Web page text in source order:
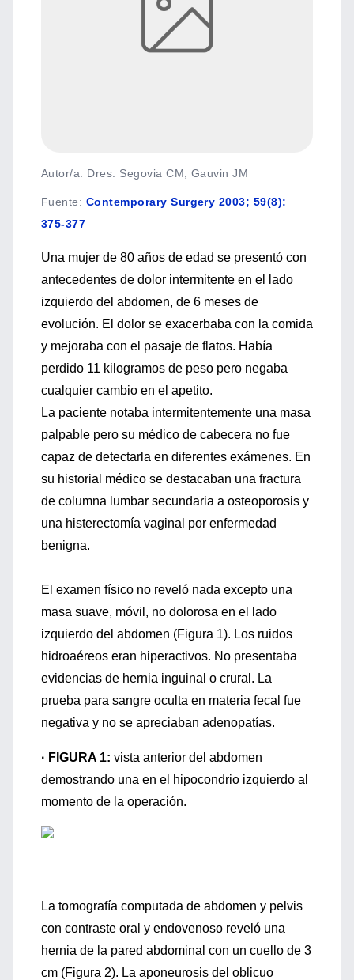
Autor/a: Dres. Segovia CM, Gauvin JM
Fuente: Contemporary Surgery 2003; 59(8):
375-377
Una mujer de 80 años de edad se presentó con
antecedentes de dolor intermitente en el lado
izquierdo del abdomen, de 6 meses de
evolución. El dolor se exacerbaba con la comida
y mejoraba con el pasaje de flatos. Había
perdido 11 kilogramos de peso pero negaba
cualquier cambio en el apetito.
La paciente notaba intermitentemente una masa
palpable pero su médico de cabecera no fue
capaz de detectarla en diferentes exámenes. En
su historial médico se destacaban una fractura
de columna lumbar secundaria a osteoporosis y
una histerectomía vaginal por enfermedad
benigna.
El examen físico no reveló nada excepto una
masa suave, móvil, no dolorosa en el lado
izquierdo del abdomen (Figura 1). Los ruidos
hidroaéreos eran hiperactivos. No presentaba
evidencias de hernia inguinal o crural. La
prueba para sangre oculta en materia fecal fue
negativa y no se apreciaban adenopatías.
· FIGURA 1: vista anterior del abdomen
demostrando una en el hipocondrio izquierdo al
momento de la operación.
La tomografía computada de abdomen y pelvis
con contraste oral y endovenoso reveló una
hernia de la pared abdominal con un cuello de 3
cm (Figura 2). La aponeurosis del oblicuo